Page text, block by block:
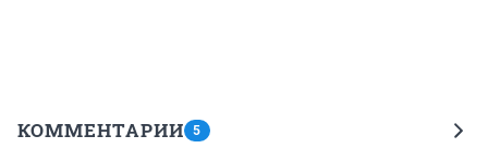
КОММЕНТАРИИ 5